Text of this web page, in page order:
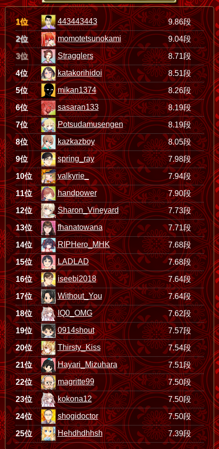
1位 443443443 9.86段
2位 momotetsunokami 9.04段
3位 Stragglers 8.71段
4位 katakorihidoi 8.51段
5位 mikan1374 8.26段
6位 sasaran133 8.19段
7位 Potsudamusengen 8.19段
8位 kazkazboy 8.05段
9位 spring_ray 7.98段
10位 valkyrie_ 7.94段
11位 handpower 7.90段
12位 Sharon_Vineyard 7.73段
13位 fhanatowana 7.71段
14位 RIPHero_MHK 7.68段
15位 LADLAD 7.68段
16位 iseebi2018 7.64段
17位 Without_You 7.64段
18位 IQ0_OMG 7.62段
19位 0914shout 7.57段
20位 Thirsty_Kiss 7.54段
21位 Hayari_Mizuhara 7.51段
22位 magritte99 7.50段
23位 kokona12 7.50段
24位 shogidoctor 7.50段
25位 Hehdhdhhsh 7.39段